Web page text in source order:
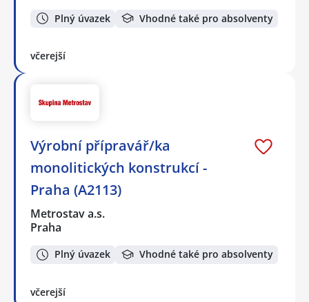
Plný úvazek Vhodné také pro absolventy
včerejší
Výrobní přípravář/ka
monolitických konstrukcí -
Praha (A2113)
Metrostav a.s.
Praha
Plný úvazek Vhodné také pro absolventy
včerejší